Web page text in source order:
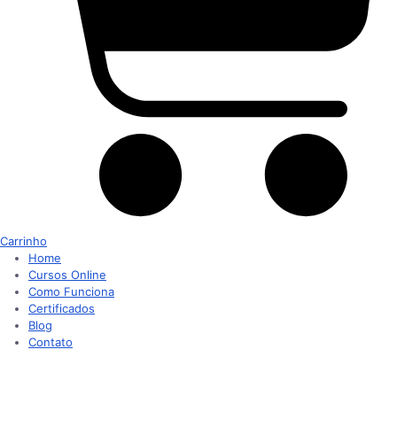
Carrinho
Home
Cursos Online
Como Funciona
Certificados
Blog
Contato